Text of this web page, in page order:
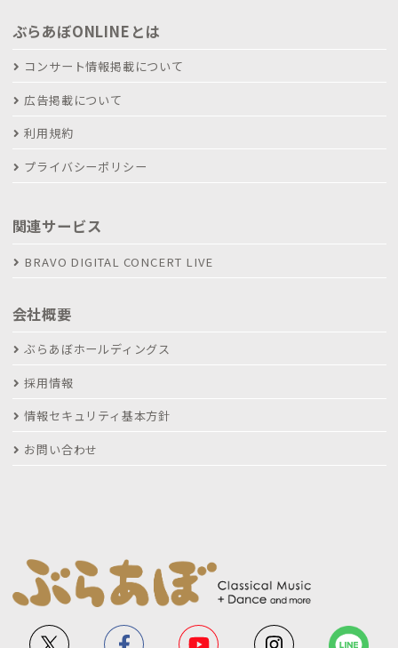
ぶらあぼONLINEとは
コンサート情報掲載について
広告掲載について
利用規約
プライバシーポリシー
関連サービス
BRAVO DIGITAL CONCERT LIVE
会社概要
ぶらあぼホールディングス
採用情報
情報セキュリティ基本方針
お問い合わせ